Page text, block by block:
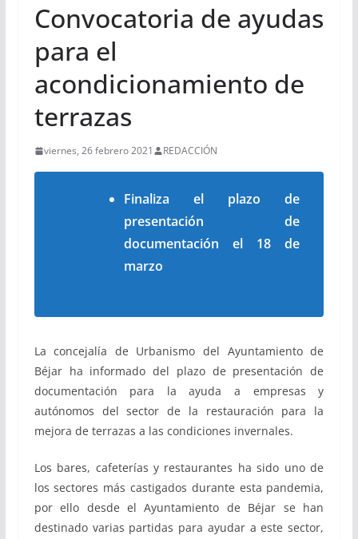
Convocatoria de ayudas
para el
acondicionamiento de
terrazas
viernes, 26 febrero 2021 REDACCIÓN
Finaliza el plazo de
presentación de
documentación el 18 de
marzo
La concejalía de Urbanismo del Ayuntamiento de
Béjar ha informado del plazo de presentación de
documentación para la ayuda a empresas y
autónomos del sector de la restauración para la
mejora de terrazas a las condiciones invernales.
Los bares, cafeterías y restaurantes ha sido uno de
los sectores más castigados durante esta pandemia,
por ello desde el Ayuntamiento de Béjar se han
destinado varias partidas para ayudar a este sector,